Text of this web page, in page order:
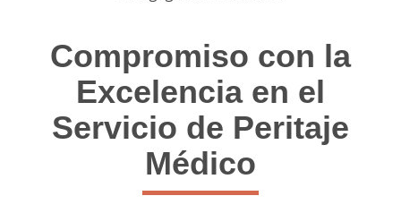
Compromiso con la
Excelencia en el
Servicio de Peritaje
Médico